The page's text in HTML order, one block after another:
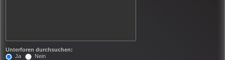
Unterforen durchsuchen:
Ja
Nein